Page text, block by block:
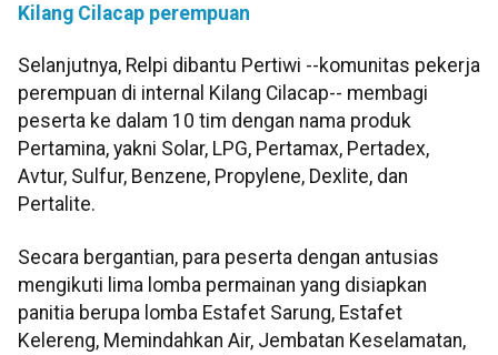
Kilang Cilacap perempuan
Selanjutnya, Relpi dibantu Pertiwi --komunitas pekerja
perempuan di internal Kilang Cilacap-- membagi
peserta ke dalam 10 tim dengan nama produk
Pertamina, yakni Solar, LPG, Pertamax, Pertadex,
Avtur, Sulfur, Benzene, Propylene, Dexlite, dan
Pertalite.
Secara bergantian, para peserta dengan antusias
mengikuti lima lomba permainan yang disiapkan
panitia berupa lomba Estafet Sarung, Estafet
Kelereng, Memindahkan Air, Jembatan Keselamatan,